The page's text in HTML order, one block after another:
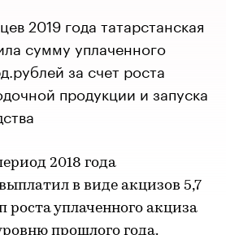
2019 года татарстанская
сумму уплаченного
за счет роста
продукции и запуска
2018 года
в виде акцизов 5,7
роста уплаченного акциза
прошлого года.